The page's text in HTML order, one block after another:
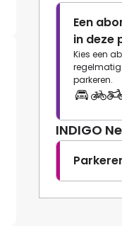
Een
in deze
Kies een
regelmatig
parkeren.
INDIGO